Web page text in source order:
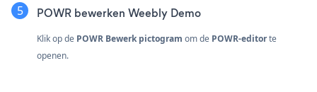
POWR bewerken Weebly Demo
Klik op de POWR Bewerk pictogram om de POWR-editorte
openen.